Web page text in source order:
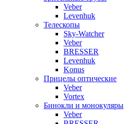
Veber
Levenhuk
Телескопы
Sky-Watcher
Veber
BRESSER
Levenhuk
Konus
Прицелы оптические
Veber
Vortex
Бинокли и монокуляры
Veber